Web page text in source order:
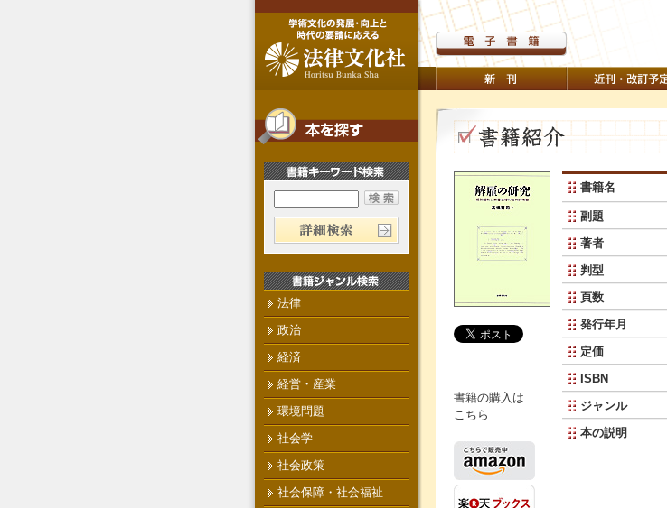
書籍の購入は
こちら
書籍名
副題
著者
判型
頁数
発行年月
定価
ISBN
ジャンル
本の説明
法律
政治
経済
経営・産業
環境問題
社会学
社会政策
社会保障・社会福祉